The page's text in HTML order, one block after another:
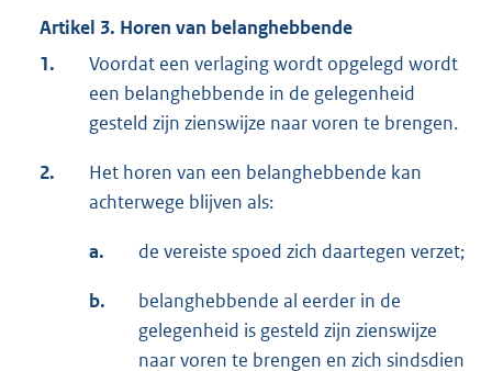
Artikel 3. Horen van belanghebbende
1.
Voordat een verlaging wordt opgelegd wordt
een belanghebbende in de gelegenheid
gesteld zijn zienswijze naar voren te brengen.
2.
Het horen van een belanghebbende kan
achterwege blijven als:
a. de vereiste spoed zich daartegen verzet;
b.
belanghebbende al eerder in de
gelegenheid is gesteld zijn zienswijze
naar voren te brengen en zich sindsdien